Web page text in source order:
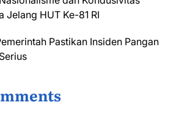
Jelang HUT Ke-81 RI
Pastikan Insiden Pangan